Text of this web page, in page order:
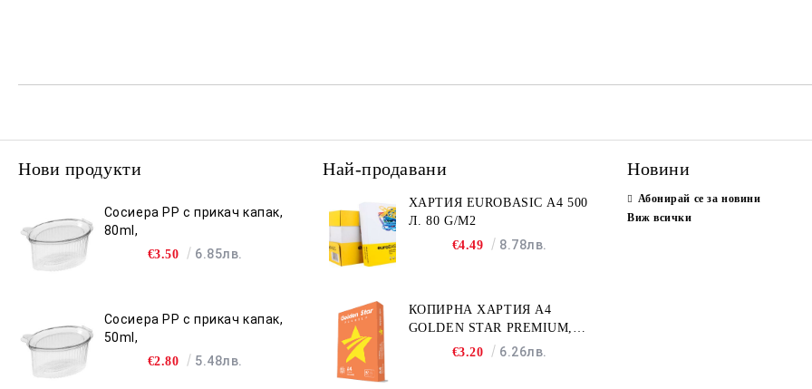
Нови продукти
Сосиера PP с прикач капак,
80ml,
€3.50 6.85лв.
Сосиера PP с прикач капак,
50ml,
€2.80 5.48лв.
Най-продавани
ХАРТИЯ EUROBASIC А4 500
Л. 80 G/M2
€4.49
8.78лв.
КОПИРНА ХАРТИЯ A4
GOLDEN STAR PREMIUM,
€3.20 6.26лв.
Новини
Абонирай се за новини
Виж всички